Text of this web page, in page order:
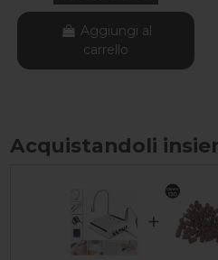
Aggiungi al
carrello
Acquistandoli
+